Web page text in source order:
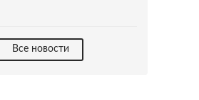
Все новости